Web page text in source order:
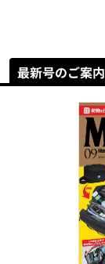
最新号のご案内